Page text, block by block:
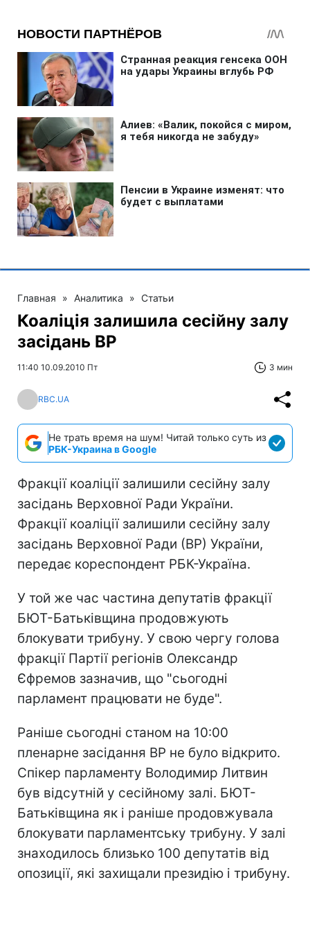
Главная » Аналитика » Статьи
Коаліція залишила сесійну залу
засідань ВР
11:40 10.09.2010 Пт 3 мин
RBC.UA
Не трать время на шум! Читай только суть из
РБК-Украина в Google
Фракції коаліції залишили сесійну залу
засідань Верховної Ради України.
Фракції коаліції залишили сесійну залу
засідань Верховної Ради (ВР) України,
передає кореспондент РБК-Україна.
У той же час частина депутатів фракції
БЮТ-Батьківщина продовжують
блокувати трибуну. У свою чергу голова
фракції Партії регіонів Олександр
Єфремов зазначив, що "сьогодні
парламент працювати не буде".
Раніше сьогодні станом на 10:00
пленарне засідання ВР не було відкрито.
Спікер парламенту Володимир Литвин
був відсутній у сесійному залі. БЮТ-
Батьківщина як і раніше продовжувала
блокувати парламентську трибуну. У залі
знаходилось близько 100 депутатів від
опозиції, які захищали президію і трибуну.